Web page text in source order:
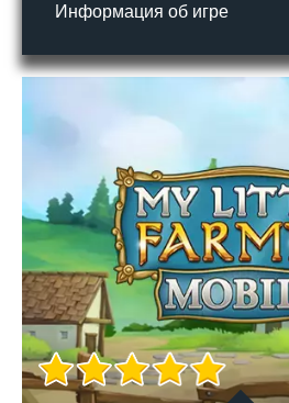
Информация об игре